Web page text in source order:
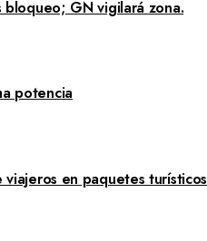
GN vigilará zona.
potencia
en paquetes turísticos